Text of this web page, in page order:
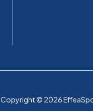
Copyright © 2026